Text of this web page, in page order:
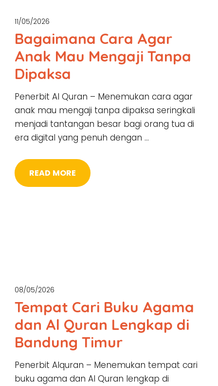
11/05/2026
Bagaimana Cara Agar
Anak Mau Mengaji Tanpa
Dipaksa
Penerbit Al Quran – Menemukan cara agar
anak mau mengaji tanpa dipaksa seringkali
menjadi tantangan besar bagi orang tua di
era digital yang penuh dengan …
READ MORE
08/05/2026
Tempat Cari Buku Agama
dan Al Quran Lengkap di
Bandung Timur
Penerbit Alquran – Menemukan tempat cari
buku agama dan Al Quran lengkap di